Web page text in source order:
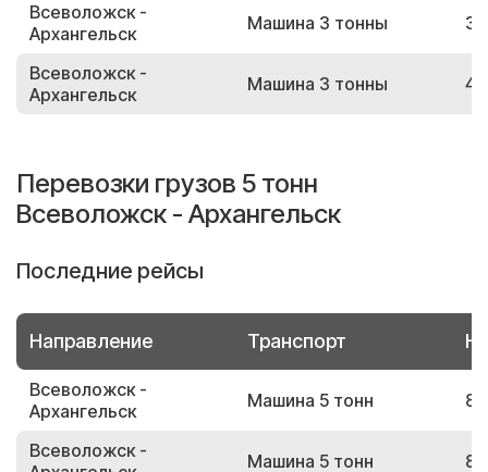
Всеволожск -
Архангельск
Машина 3 тонны
Всеволожск -
Архангельск
Машина 3 тонны
Перевозки грузов 5 тонн
Всеволожск - Архангельск
Последние рейсы
Направление Транспорт
Всеволожск -
Архангельск
Машина 5 тонн
Всеволожск -
Машина 5 тонн